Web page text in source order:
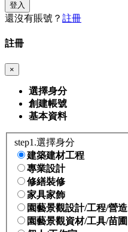
登入
還沒有賬號？ 註冊
註冊
×
選擇身分
創建帳號
基本資料
step1.選擇身分
建築建材工程
專業設計
修繕裝修
家具家飾
園藝景觀設計/工程/營造
園藝景觀資材/工具/苗圃